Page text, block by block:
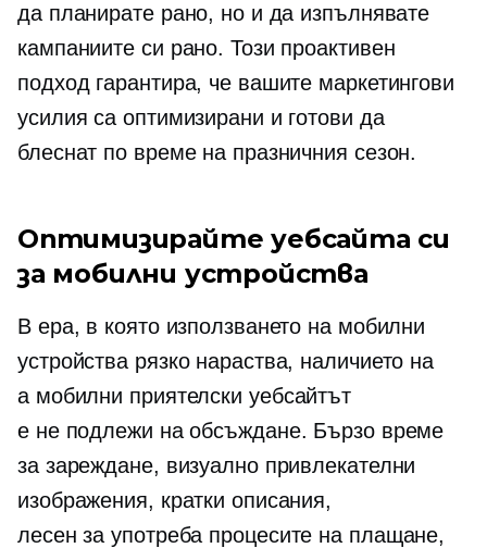
да планирате рано, но и да изпълнявате
кампаниите си рано. Този проактивен
подход гарантира, че вашите маркетингови
усилия са оптимизирани и готови да
блеснат по време на празничния сезон.
Оптимизирайте уебсайта си
за мобилни устройства
В ера, в която използването на мобилни
устройства рязко нараства, наличието на
a мобилни приятелски уебсайтът
е не подлежи на обсъждане. Бързо време
за зареждане, визуално привлекателни
изображения, кратки описания,
лесен за употреба процесите на плащане,